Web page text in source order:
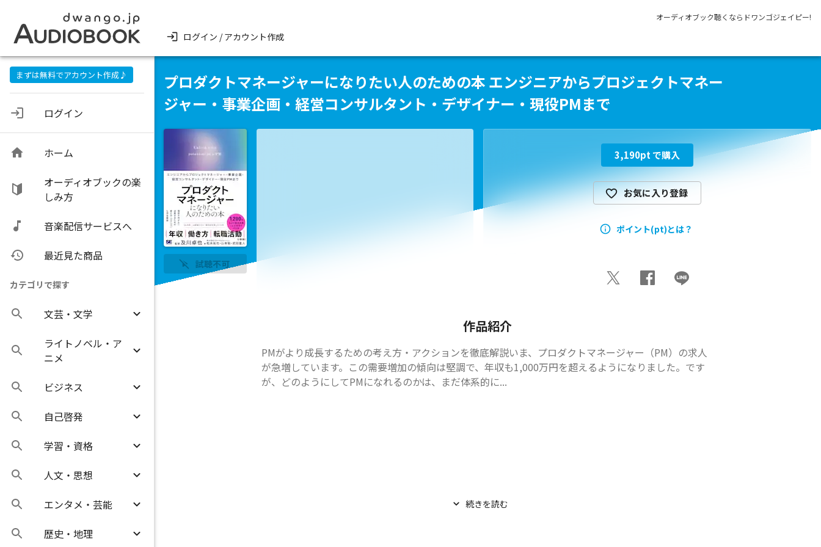
オーディオブック聴くならドワンゴジェイピー!
ログイン / アカウント作成
まずは無料でアカウント作成♪
ログイン
ホーム
オーディオブックの楽
しみ方
音楽配信サービスへ
最近見た商品
カテゴリで探す
文芸・文学
ライトノベル・ア
ニメ
ビジネス
自己啓発
学習・資格
人文・思想
エンタメ・芸能
歴史・地理
プロダクトマネージャーになりたい人のための本 エンジニアからプロジェクトマネー
ジャー・事業企画・経営コンサルタント・デザイナー・現役PMまで
試聴不可
3,190pt で購入
お気に入り登録
ポイント(pt)とは？
作品紹介
PMがより成長するための考え方・アクションを徹底解説いま、プロダクトマネージャー（PM）の求人
が急増しています。この需要増加の傾向は堅調で、年収も1,000万円を超えるようになりました。です
が、どのようにしてPMになれるのかは、まだ体系的に...
続きを読む